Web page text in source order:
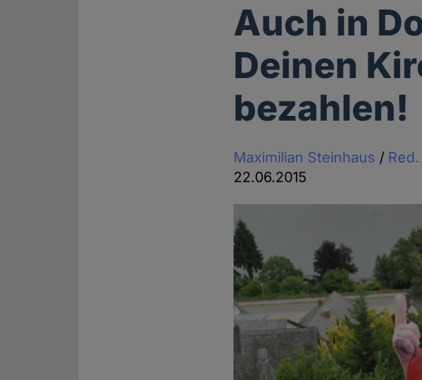
Auch in
Deinen
bezahlen!
Maximilian Steinhaus / Red.
22.06.2015